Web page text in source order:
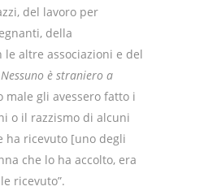
del lavoro per
della
le altre associazioni e del
Nessuno è straniero a
male gli avessero fatto i
o il razzismo di alcuni
ha ricevuto [uno degli
che lo ha accolto, era
ricevuto”.